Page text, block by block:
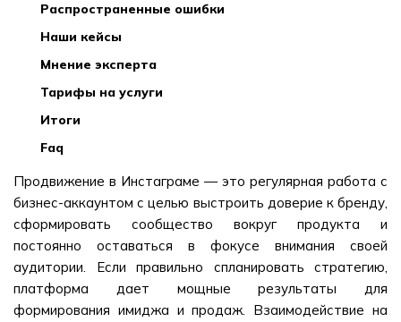
распространенные ошибки
наши кейсы
мнение эксперта
тарифы на услуги
итоги
faq
Продвижение в Инстаграме — это регулярная работа с
бизнес-аккаунтом с целью выстроить доверие к бренду,
сформировать сообщество вокруг продукта и
постоянно оставаться в фокусе внимания своей
аудитории. Если правильно спланировать стратегию,
платформа дает мощные результаты для
формирования имиджа и продаж. Взаимодействие на